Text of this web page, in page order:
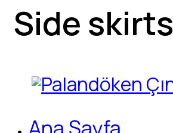
Side skirts
Ana Sayfa